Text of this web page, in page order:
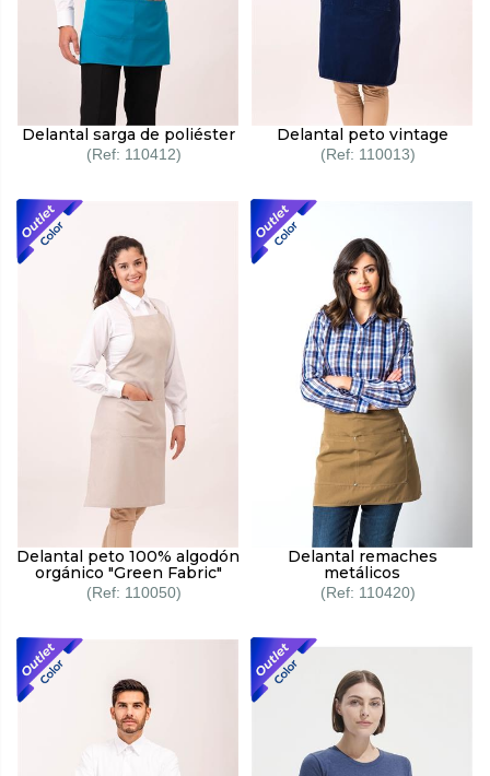
Delantal sarga de poliéster
110412
Delantal peto vintage
110013
Delantal peto 100% algodón
orgánico "Green Fabric"
110050
Delantal remaches
metálicos
110420